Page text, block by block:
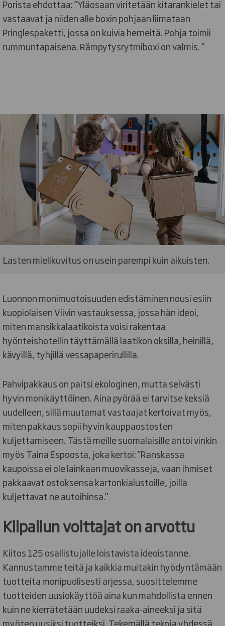
Porista ehdottaa: ”Yläosaan viritetään kitarankielet tai
vastaavat ja niiden alle boxin pohjaan liimataan
Pringlespaketti, jossa on kuivia herneitä. Pohja toimii
rummuntapaisena. Rämpytysrytmiboxi on valmis. ”
Lasten mielikuvitus on usein parempi kuin aikuisten.
Luonnon monimuotoisuuden edistäminen nousi esiin
kuopiolaisen Viivin vastauksessa, jossa hän ideoi,
miten mansikkalaatikoista voisi rakentaa
hyönteishotellin täyttämällä laatikon oksilla, heinillä,
kävyillä, tyhjillä vessapaperirullilla.
Pahvipakkaus on paitsi ekologinen, mutta selvästi
hyvin monikäyttöinen. Aina pyörää ei tarvitse keksiä
uudelleen, sillä muutamat vastaajat kertoivat myös,
miten pakkaus sopii hyvin kauppaostosten
kuljettamiseen. Tästä meille suomalaisille antoi vinkin
myös Taina Espoosta, joka kertoi: ”Ranskassa
kaupoissa ei ole lainkaan muovikasseja, vaan ihmiset
pakkaavat ostoksensa kartonkialustoille, joilla
kuljettavat ne autoihinsa.”
Kilpailun voittajat on arvottu
Kiitos 125 osallistujalle loistavista ideoistanne.
Kannustamme teitä ja kaikkia muitakin hyödyntämään
tuotteita monipuolisesti arjessa, suosittelemme
tuotteiden uusiokäyttöä aina kun mahdollista ennen
kuin ne kierrätetään uudeksi raaka-aineeksi ja sitä
myöten uusiksi tuotteiksi. Tekemällä tekoja yhdessä